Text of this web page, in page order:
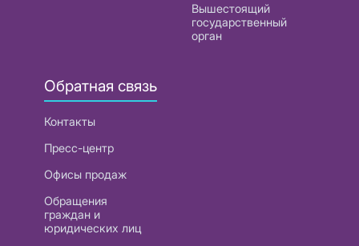
Вышестоящий
государственный
орган
Обратная связь
Контакты
Пресс-центр
Офисы продаж
Обращения
граждан и
юридических лиц